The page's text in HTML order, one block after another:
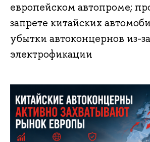
европейском автопроме;
запрете китайских
убытки автоконцернов из-
электрофикации